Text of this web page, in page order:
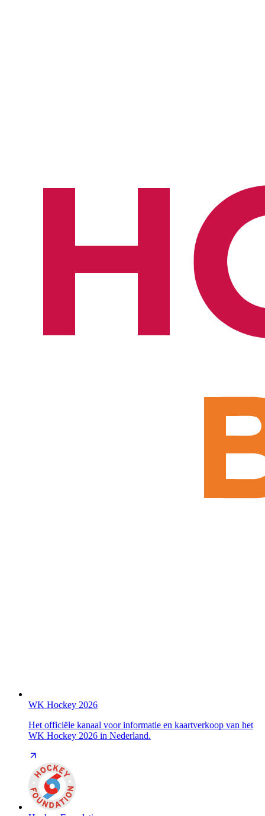
WK Hockey 2026
Het officiële kanaal voor informatie en kaartverkoop van het
WK Hockey 2026 in Nederland.